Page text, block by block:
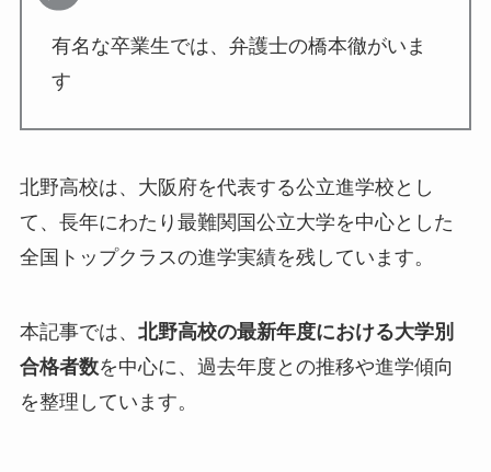
有名な卒業生では、弁護士の橋本徹がいま
す
北野高校は、大阪府を代表する公立進学校とし
て、長年にわたり最難関国公立大学を中心とした
全国トップクラスの進学実績を残しています。
本記事では、 北野高校の最新年度における大学別
合格者数を中心に、過去年度との推移や進学傾向
を整理しています。